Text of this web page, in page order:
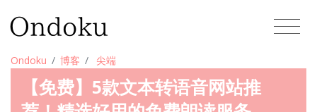
Ondoku 博客 尖端
【免费】5款文本转语音网站推